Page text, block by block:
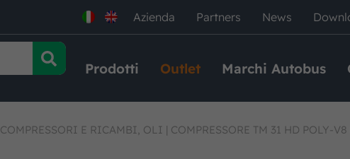
Azienda Partners News
Prodotti Outlet Marchi Autobus
COMPRESSORI E RICAMBI, OLI | COMPRESSORE TM 31 HD POLY-